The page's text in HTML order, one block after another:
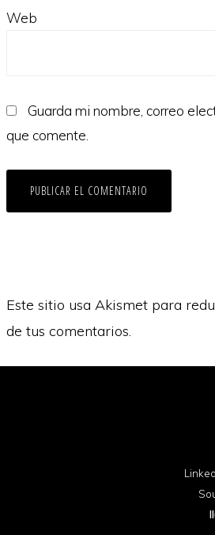
Web
Guarda mi nombre, correo
que comente.
Este sitio usa Akismet para
de tus comentarios.